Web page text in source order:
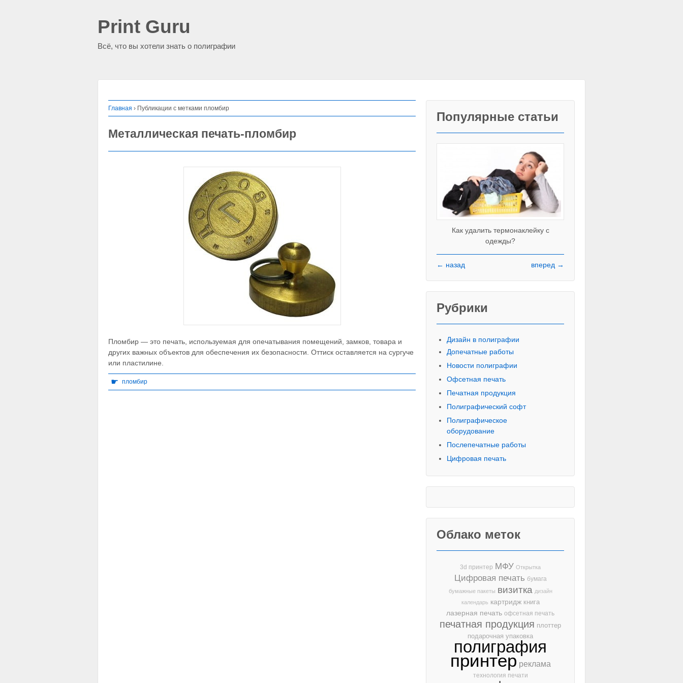
Print Guru
Всё, что вы хотели знать о полиграфии
Главная › Публикации с метками пломбир
Металлическая печать-пломбир
Пломбир — это печать, используемая для опечатывания помещений, замков, товара и
других важных объектов для обеспечения их безопасности. Оттиск оставляется на сургуче
или пластилине.
☛ пломбир
Популярные статьи
Как удалить термонаклейку с
одежды?
Красивые печатные буквы
← назад вперед →
Рубрики
Дизайн в полиграфии
Допечатные работы
Новости полиграфии
Офсетная печать
Печатная продукция
Полиграфический софт
Полиграфическое
оборудование
Послепечатные работы
Цифровая печать
Облако меток
3d принтер МФУ Открытка
Цифровая печать бумага
бумажные пакеты визитка дизайн
календарь картридж книга
лазерная печать офсетная печать
печатная продукция плоттер
подарочная упаковка
полиграфия
принтер реклама
технология печати